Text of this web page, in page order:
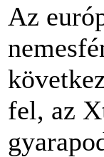
Az
fel, az